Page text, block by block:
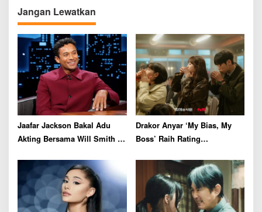
a
v
i
g
a
t
i
o
n
Jangan Lewatkan
Jaafar Jackson Bakal Adu
Akting Bersama Will Smith di
Drakor Anyar ‘My Bias, My
Boss’ Raih Rating